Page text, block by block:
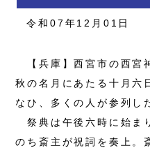
令和07年12月01日
【兵庫】西宮市の西宮
秋の名月にあたる十月六
なひ、多くの人が参列し
祭典は午後六時に始ま
のち斎主が祝詞を奏上。